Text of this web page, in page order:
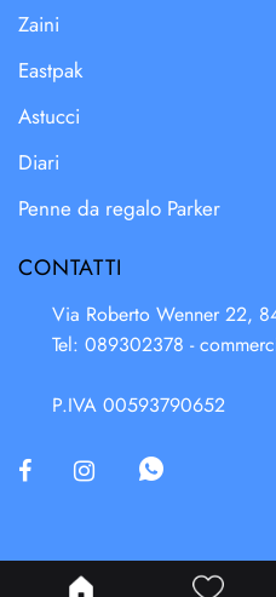
Zaini
Eastpak
Astucci
Diari
Penne da regalo Parker
CONTATTI
Via Roberto Wenner 22,
Tel: 089302378 -
P.IVA 00593790652